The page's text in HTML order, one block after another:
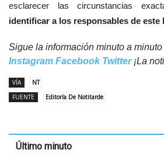
esclarecer las circunstancias
identificar a los responsables de este
Sigue la información minuto a
Instagram Facebook Twitter¡La
VÍA
NT
FUENTE
Editoría De Notitarde
Último minuto